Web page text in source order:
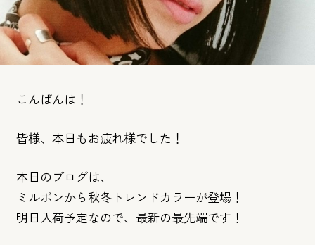
こんばんは！
皆様、本日もお疲れ様でした！
本日のブログは、
ミルボンから秋冬トレンドカラーが登場！
明日入荷予定なので、最新の最先端です！